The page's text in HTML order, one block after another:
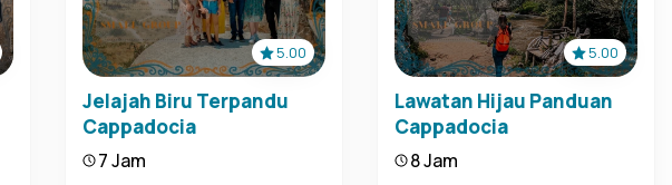
5.00
Jelajah Biru Terpandu
Cappadocia
7 Jam
5.00
Lawatan Hijau Panduan
Cappadocia
8 Jam